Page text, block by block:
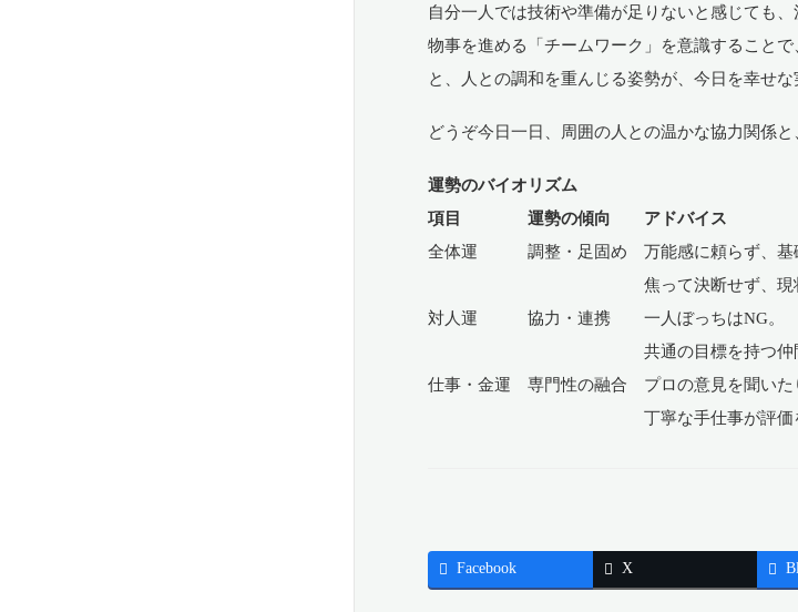
自分一人では技術や準備が足りないと感じても
物事を進める「チームワーク」を意識すること
と、人との調和を重んじる姿勢が、今日を幸せな
どうぞ今日一日、周囲の人との温かな協力関係
運勢のバイオリズム
項目 運勢の傾向 アドバイス
全体運 調整・足固め 万能感に頼らず、基礎
焦って決断せず、現状維持に
対人運 協力・連携 一人ぼっちはNG。
共通の目標を持つ仲間と過ごす
仕事・金運 専門性の融合 プロの意見を聞いた
丁寧な手仕事が評価を高
Facebook X